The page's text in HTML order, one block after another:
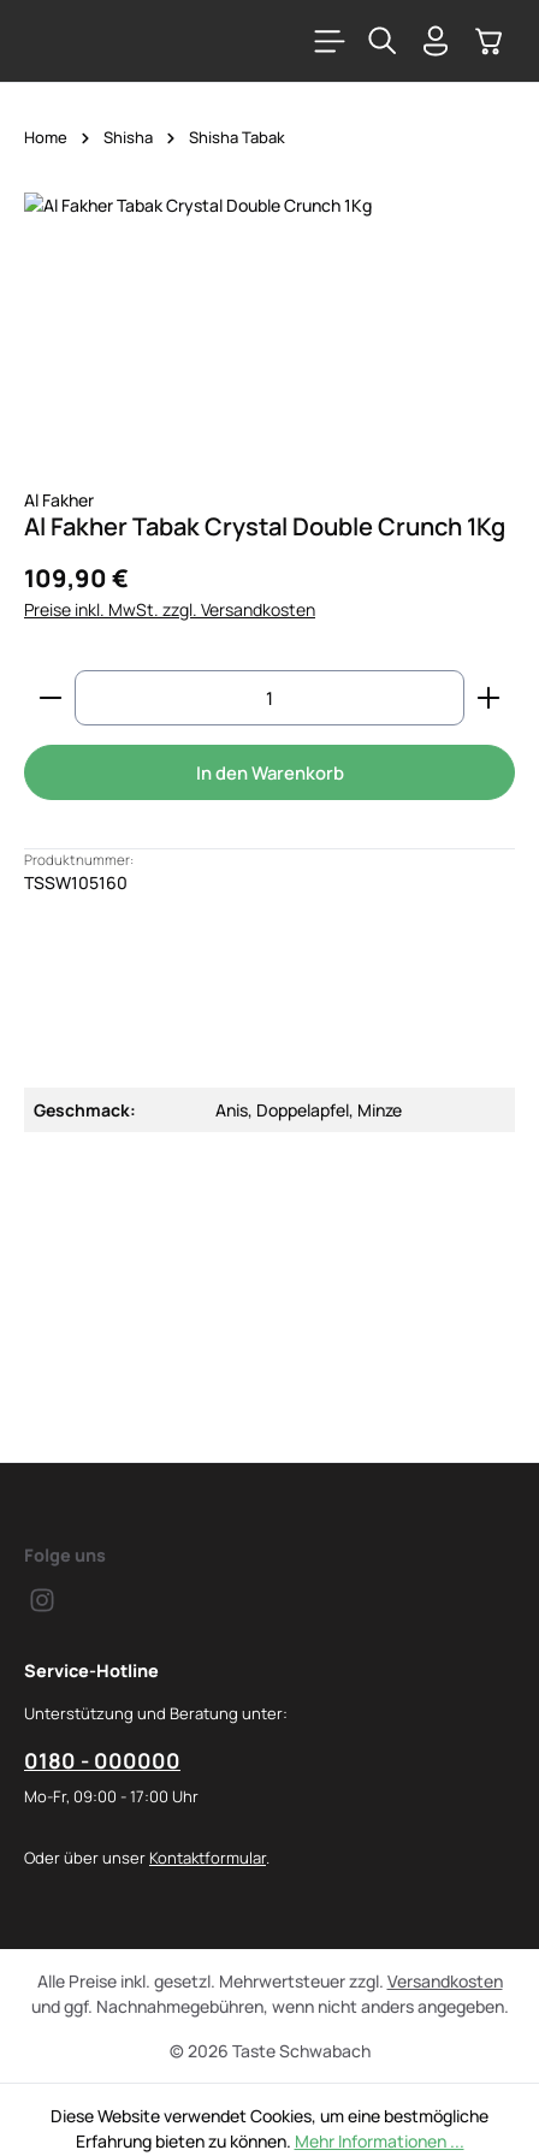
Home Shisha Shisha Tabak
Bildergalerie überspringen
Al Fakher
Al Fakher Tabak Crystal Double Crunch 1Kg
109,90 €
Preise inkl. MwSt. zzgl. Versandkosten
Produkt Anzahl: Gib den gewünschten Wert
In den Warenkorb
Produktnummer:
TSSW105160
Geschmack: Anis, Doppelapfel, Minze
Folge uns
Service-Hotline
Unterstützung und Beratung unter:
0180 - 000000
Mo-Fr, 09:00 - 17:00 Uhr
Oder über unser Kontaktformular.
© 2026 Taste Schwabach
Alle Preise inkl. gesetzl. Mehrwertsteuer zzgl. Versandkosten
und ggf. Nachnahmegebühren, wenn nicht anders angegeben.
Diese Website verwendet Cookies, um eine bestmögliche
Erfahrung bieten zu können. Mehr Informationen ...